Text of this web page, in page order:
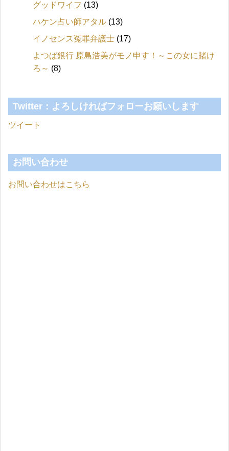
グッドワイフ (13)
ハケン占い師アタル (13)
イノセンス冤罪弁護士 (17)
よつば銀行 原島浩美がモノ申す！～この女に賭け
ろ～ (8)
Twitter：よろしければフォローお願いします
ツイート
お問い合わせ
お問い合わせはこちら